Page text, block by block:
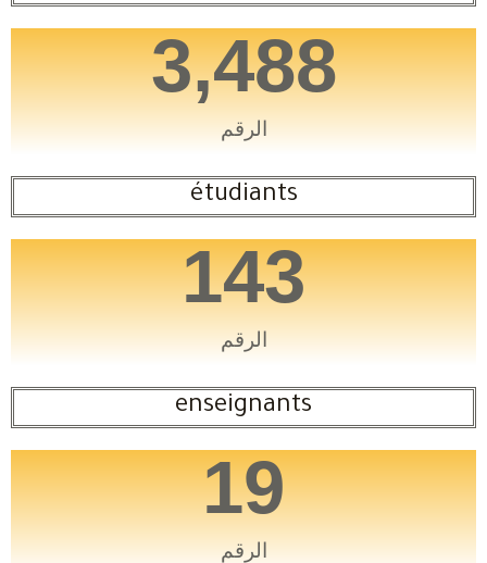
الرقم
3,488
étudiants
الرقم
143
enseignants
الرقم
19